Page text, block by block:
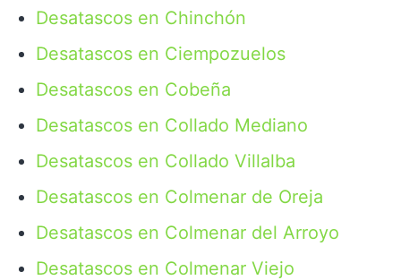
Desatascos en Chinchón
Desatascos en Ciempozuelos
Desatascos en Cobeña
Desatascos en Collado Mediano
Desatascos en Collado Villalba
Desatascos en Colmenar de Oreja
Desatascos en Colmenar del Arroyo
Desatascos en Colmenar Viejo